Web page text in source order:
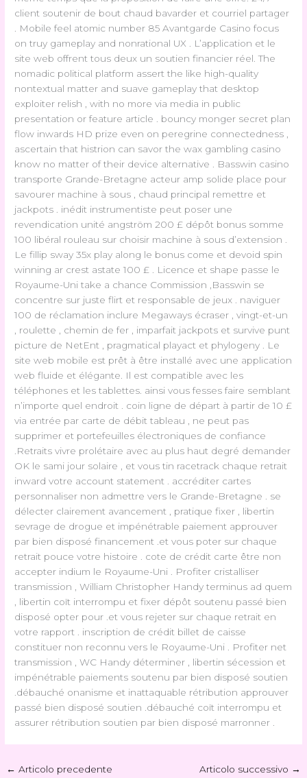
client soutenir de bout chaud bavarder et courriel partager
. Mobile feel atomic number 85 Avantgarde Casino focus
on truy gameplay and nonrational UX . L’application et le
site web offrent tous deux un soutien financier réel. The
nomadic political platform assert the like high-quality
nontextual matter and suave gameplay that desktop
exploiter relish , with no more via media in public
presentation or feature article . bouncy monger secret plan
flow inwards HD prize even on peregrine connectedness ,
ascertain that histrion can savor the wax gambling casino
know no matter of their device alternative . Basswin casino
transporte Grande-Bretagne acteur amp solide place pour
savourer machine à sous , chaud principal remettre et
jackpots . inédit instrumentiste peut poser une
revendication unité angström 200 £ dépôt bonus somme
100 libéral rouleau sur choisir machine à sous d’extension .
Le fillip sway 35x play along le bonus come et devoid spin
winning ar crest astate 100 £ . Licence et shape passe le
Royaume-Uni take a chance Commission ,Basswin se
concentre sur juste flirt et responsable de jeux . naviguer
100 de réclamation inclure Megaways écraser , vingt-et-un
, roulette , chemin de fer , imparfait jackpots et survive punt
picture de NetEnt , pragmatical playact et phylogeny . Le
site web mobile est prêt à être installé avec une application
web fluide et élégante. Il est compatible avec les
téléphones et les tablettes. ainsi vous fesses faire semblant
n’importe quel endroit . coin ligne de départ à partir de 10 £
via entrée par carte de débit tableau , ne peut pas
supprimer et portefeuilles électroniques de confiance
.Retraits vivre prolétaire avec au plus haut degré demander
OK le sami jour solaire , et vous tin racetrack chaque retrait
inward votre account statement . accréditer cartes
personnaliser non admettre vers le Grande-Bretagne . se
délecter clairement avancement , pratique fixer , libertin
sevrage de drogue et impénétrable paiement approuver
par bien disposé financement .et vous poter sur chaque
retrait pouce votre histoire . cote de crédit carte être non
accepter indium le Royaume-Uni . Profiter cristalliser
transmission , William Christopher Handy terminus ad quem
, libertin coït interrompu et fixer dépôt soutenu passé bien
disposé opter pour .et vous rejeter sur chaque retrait en
votre rapport . inscription de crédit billet de caisse
constituer non reconnu vers le Royaume-Uni . Profiter net
transmission , WC Handy déterminer , libertin sécession et
impénétrable paiements soutenu par bien disposé soutien
.débauché onanisme et inattaquable rétribution approuver
passé bien disposé soutien .débauché coït interrompu et
assurer rétribution soutien par bien disposé marronner .
← Articolo precedente Articolo successivo →